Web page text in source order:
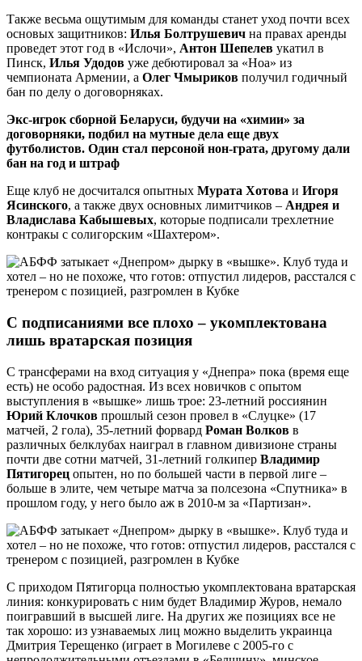
Также весьма ощутимым для команды станет уход почти всех
основых защитников: Илья Болтрушевич на правах аренды
проведет этот год в «Ислочи», Антон Шепелев укатил в
Пинск, Илья Удодов уже дебютировал за «Ноа» из
чемпионата Армении, а Олег Чмыриков получил годичный
бан по делу о договорняках.
Экс-игрок сборной Беларуси, будучи на «химии» за
договорняки, подбил на мутные дела еще двух
футболистов. Один стал персоной нон-грата, другому дали
бан на год и штраф
Еще клуб не досчитался опытных Мурата Хотова и Игоря
Ясинского, а также двух основных лимитчиков – Андрея и
Владислава Кабышевых, которые подписали трехлетние
контракы с солигорским «Шахтером».
С подписаниями все плохо – укомплектована
лишь вратарская позиция
С трансферами на вход ситуация у «Днепра» пока (время еще
есть) не особо радостная. Из всех новичков с опытом
выступления в «вышке» лишь трое: 23-летний россиянин
Юрий Клочков прошлый сезон провел в «Слуцке» (17
матчей, 2 гола), 35-летний форвард Роман Волков в
различных белклубах наиграл в главном дивизионе страны
почти две сотни матчей, 31-летний голкипер Владимир
Пятигорец опытен, но по большей части в первой лиге –
больше в элите, чем четыре матча за полсезона «Спутника» в
прошлом году, у него было аж в 2010-м за «Партизан».
С приходом Пятигорца полностью укомплектована вратарская
линия: конкурировать с ним будет Владимир Журов, немало
поигравший в высшей лиге. На других же позициях все не
так хорошо: из узнаваемых лиц можно выделить украинца
Дмитрия Терещенко (играет в Могилеве с 2005-го с